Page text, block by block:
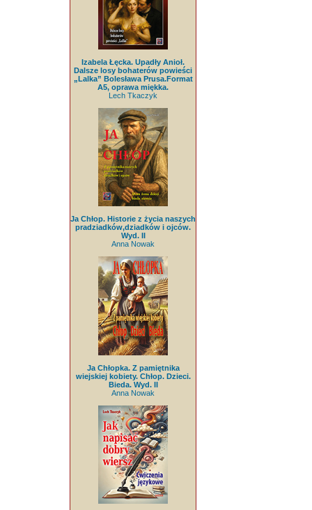
Izabela Łęcka. Upadły Anioł.
Dalsze losy bohaterów powieści
„Lalka” Bolesława Prusa.Format
A5, oprawa miękka.
Lech Tkaczyk
Ja Chłop. Historie z życia naszych
pradziadków,dziadków i ojców.
Wyd. II
Anna Nowak
Ja Chłopka. Z pamiętnika
wiejskiej kobiety. Chłop. Dzieci.
Bieda. Wyd. II
Anna Nowak